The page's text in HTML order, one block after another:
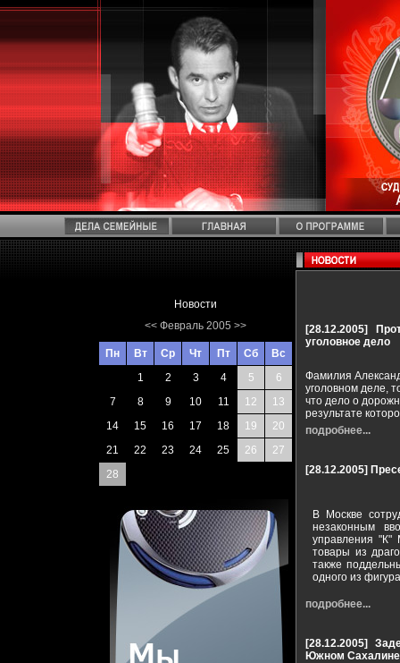
Новости
<< Февраль 2005 >>
Пн Вт Ср Чт Пт Сб
Вс
1
2 3 4 5
6
7
8 9 10 11 12
13
14
15 16 17 18 19
20
21
22 23 24 25 26
27
28
[28.12.2005]
уголовное дело
Фамилия
уголовном деле,
что дело о
результате
подробнее...
[28.12.2005]
В Москве
незаконным
управления
товары из
также
одного из
подробнее...
[28.12.2005]
Южном Сахалине